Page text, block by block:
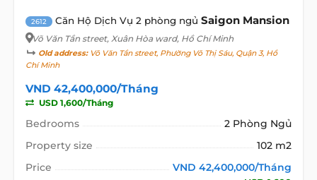
2612 Căn Hộ Dịch Vụ 2 phòng ngủ Saigon Mansion
Võ Văn Tần street, Xuân Hòa ward, Hồ Chí Minh
Old address:Võ Văn Tần street, Phường Võ Thị Sáu, Quận 3, Hồ
Chí Minh
VND 42,400,000/Tháng
USD 1,600/Tháng
Bedrooms
2 Phòng Ngủ
Property size
102 m2
Price
VND 42,400,000/Tháng